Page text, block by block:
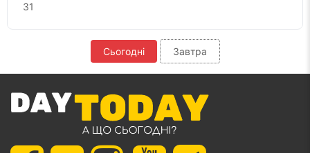
31
Сьогодні Завтра